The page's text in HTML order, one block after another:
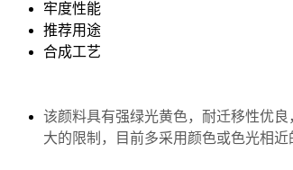
牢度性能
推荐用途
合成工艺
该颜料具有强绿光黄色，耐迁移性优
大的限制，目前多采用颜色或色光相近